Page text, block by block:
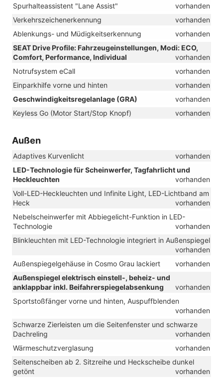
Spurhalteassistent "Lane Assist"
vorhanden
Verkehrszeichenerkennung
vorhanden
Ablenkungs- und Müdigkeitserkennung
vorhanden
SEAT Drive Profile: Fahrzeugeinstellungen, Modi: ECO,
Comfort, Performance, Individual
vorhanden
Notrufsystem eCall
vorhanden
Einparkhilfe vorne und hinten
vorhanden
Geschwindigkeitsregelanlage (GRA)
vorhanden
Keyless Go (Motor Start/Stop Knopf)
vorhanden
Außen
Adaptives Kurvenlicht
vorhanden
LED-Technologie für Scheinwerfer, Tagfahrlicht und
Heckleuchten
vorhanden
Voll-LED-Heckleuchten und Infinite Light, LED-Lichtband am
Heck
vorhanden
Nebelscheinwerfer mit Abbiegelicht-Funktion in LED-
Technologie
vorhanden
Blinkleuchten mit LED-Technologie integriert in Außenspiegel
vorhanden
Außenspiegelgehäuse in Cosmo Grau lackiert
vorhanden
Außenspiegel elektrisch einstell-, beheiz- und
anklappbar inkl. Beifahrerspiegelabsenkung
vorhanden
Sportstoßfänger vorne und hinten, Auspuffblenden
vorhanden
Schwarze Zierleisten um die Seitenfenster und schwarze
Dachreling
vorhanden
Wärmeschutzverglasung
vorhanden
Seitenscheiben ab 2. Sitzreihe und Heckscheibe dunkel
getönt
vorhanden